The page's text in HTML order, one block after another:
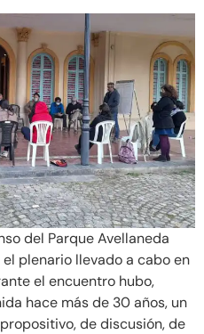
del Parque Avellaneda
plenario llevado a cabo en
el encuentro hubo,
hace más de 30 años, un
de discusión, de